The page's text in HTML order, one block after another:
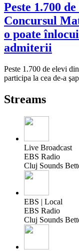
Peste 1.700
Concursul
o poate
admiterii
Peste 1.700 de elevi
participa la cea de-a
Streams
Live Broadcast
EBS Radio
Cluj Sounds
EBS | Local
EBS Radio
Cluj Sounds